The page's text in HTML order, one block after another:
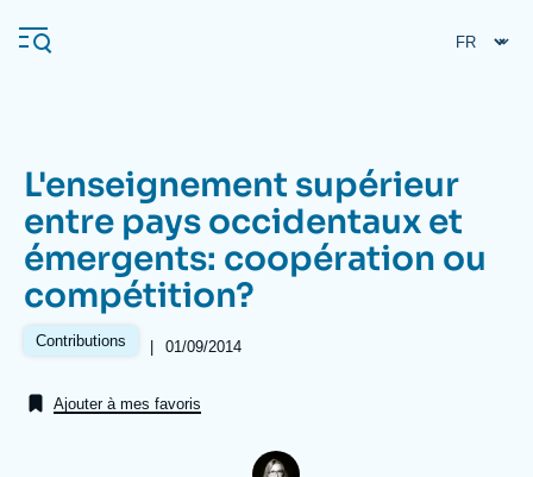
au
contenu
Navigation
principale
L'Ifri
Analyses
L'enseignement supérieur
entre pays occidentaux et
émergents: coopération ou
compétition?
Contributions |
Date
publication
01/09/2014
Ajouter à mes favoris